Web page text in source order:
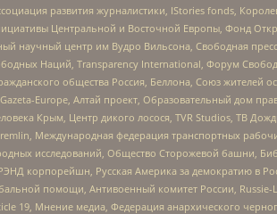
развития журналистики, IStories fonds,
Центральной и Восточной Европы, Фонд
центр им Вудро Вильсона, Свободная
Наций, Transparеncy International, Форум
общества Россия, Беллона, Союз
Europe, Алтай проект, Образовательный дом
Крым, Центр дикого лосося, TVR Studios, ТВ
Международная федерация транспортных
исследований, Общество Сторожевой башни,
корпорейшн, Русская Америка за демократию в
помощи, Антивоенный комитет России,
19, Мнение медиа, Федерация анархического